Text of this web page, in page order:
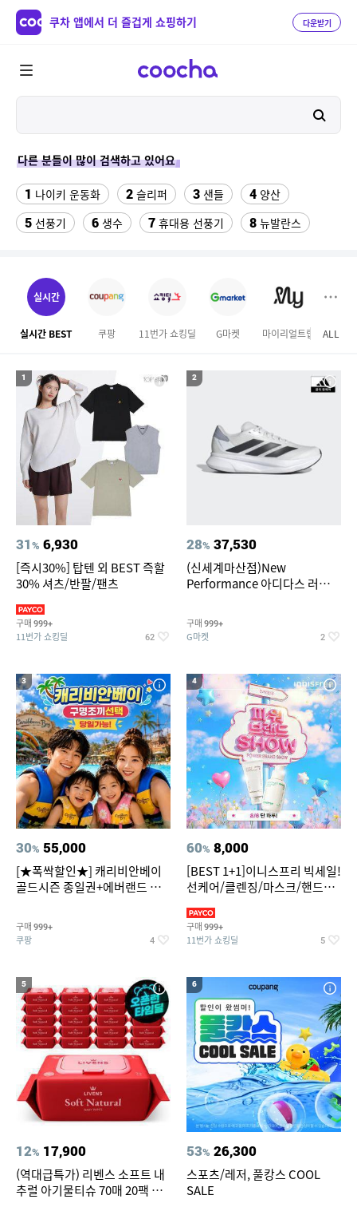
쿠차 앱에서 더 즐겁게 쇼핑하기 다운받기
다른 분들이 많이 검색하고 있어요
1 나이키 운동화 2 슬리퍼 3 샌들 4 양산
5 선풍기 6 생수 7 휴대용 선풍기 8 뉴발란스
12 라인댄스옷
15 미니 탁상용 선풍기 업소용 가림막
18 다마고치파라다이스 19 더뉴 아반떼ad 20 전기롤 ALL
실시간
실시간 BEST 쿠팡 11번가 쇼킹딜 G마켓 마이리얼트립 오늘
1
31% 6,930
[즉시30%] 탑텐 외 BEST 즉할
30% 셔츠/반팔/팬츠
구매 999+
11번가 쇼킹딜 62
2
28% 37,530
(신세계마산점)New
Performance 아디다스 러닝화
구매 999+
G마켓 2
3
30% 55,000
[★폭싹할인★] 캐리비안베이
골드시즌 종일권+에버랜드 오
구매 999+
쿠팡 4
4
60% 8,000
[BEST 1+1]이니스프리 빅세일!
선케어/클렌징/마스크/핸드크
구매 999+
11번가 쇼킹딜 5
5
12% 17,900
(역대급특가) 리벤스 소프트 내
추럴 아기물티슈 70매 20팩 캡
6
53% 26,300
스포츠/레저, 풀캉스 COOL
SALE